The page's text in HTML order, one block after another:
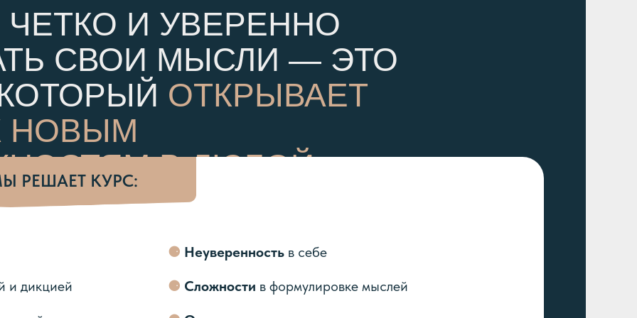
И УВЕРЕННО
СВОИ МЫСЛИ — ЭТО
ОТКРЫВАЕТ
НОВЫМ
В ЛЮБОЙ
РЕШАЕТ КУРС:
⚈ Сложности в формулировке мыслей
и дикцией
⚈ Неуверенность в себе